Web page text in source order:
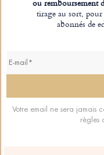
ou remboursement
tirage au sort,
abonnés de
Votre email ne sera jamais
règles